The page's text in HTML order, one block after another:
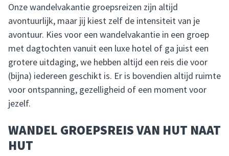
Onze wandelvakantie groepsreizen zijn altijd
avontuurlijk, maar jij kiest zelf de intensiteit van je
avontuur. Kies voor een wandelvakantie in een groep
met dagtochten vanuit een luxe hotel of ga juist een
grotere uitdaging, we hebben altijd een reis die voor
(bijna) iedereen geschikt is. Er is bovendien altijd ruimte
voor ontspanning, gezelligheid of een moment voor
jezelf.
WANDEL GROEPSREIS VAN HUT NAAT
HUT